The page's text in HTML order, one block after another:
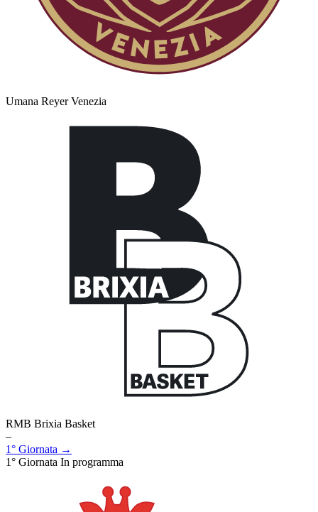
Umana Reyer Venezia
RMB Brixia Basket
–
1° Giornata →
1° Giornata In programma